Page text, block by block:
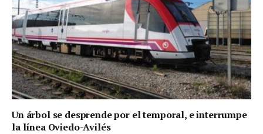
Un árbol se desprende por el temporal, e interrumpe
la línea Oviedo-Avilés